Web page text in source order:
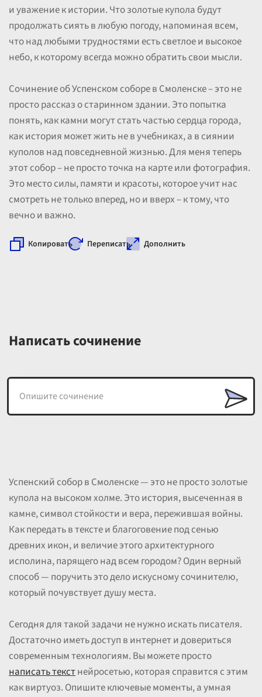
и уважение к истории. Что золотые купола будут
продолжать сиять в любую погоду, напоминая всем,
что над любыми трудностями есть светлое и высокое
небо, к которому всегда можно обратить свои мысли.
Сочинение об Успенском соборе в Смоленске – это не
просто рассказ о старинном здании. Это попытка
понять, как камни могут стать частью сердца города,
как история может жить не в учебниках, а в сиянии
куполов над повседневной жизнью. Для меня теперь
этот собор – не просто точка на карте или фотография.
Это место силы, памяти и красоты, которое учит нас
смотреть не только вперед, но и вверх – к тому, что
вечно и важно.
Копировать Переписать Дополнить
Написать сочинение
Успенский собор в Смоленске — это не просто золотые
купола на высоком холме. Это история, высеченная в
камне, символ стойкости и вера, пережившая войны.
Как передать в тексте и благоговение под сенью
древних икон, и величие этого архитектурного
исполина, парящего над всем городом? Один верный
способ — поручить это дело искусному сочинителю,
который почувствует душу места.
Сегодня для такой задачи не нужно искать писателя.
Достаточно иметь доступ в интернет и довериться
современным технологиям. Вы можете просто
написать текстнейросетью, которая справится с этим
как виртуоз. Опишите ключевые моменты, а умная